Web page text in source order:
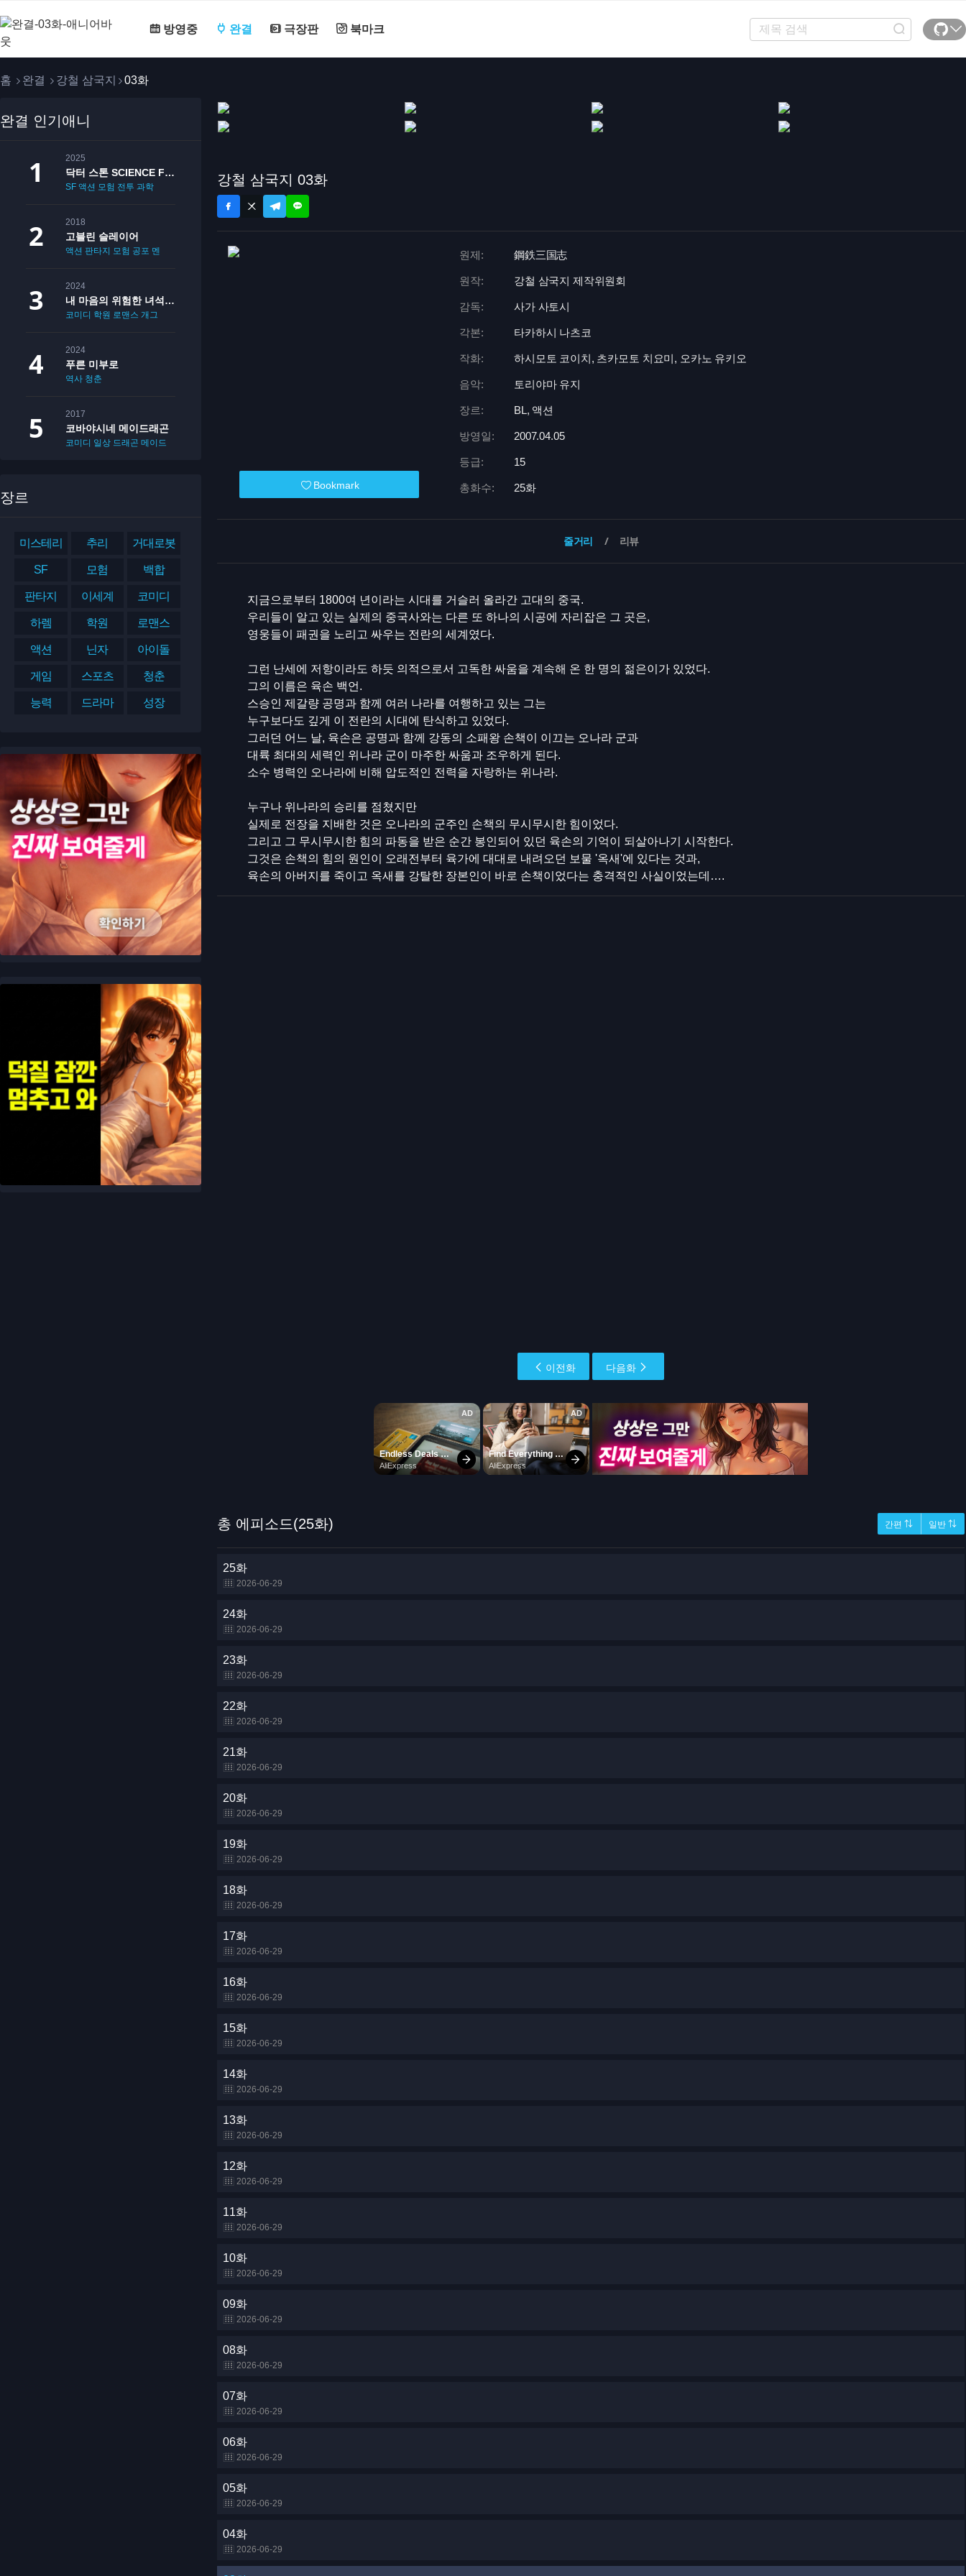
방영중 완결 극장판 북마크
홈 완결 강철 삼국지 03화
완결 인기애니
2025
닥터 스톤 SCIENCE FUTURE
SF 액션 모험 전투 과학
2018
고블린 슬레이어
액션 판타지 모험 공포 멘붕
2024
내 마음의 위험한 녀석 2기
코미디 학원 로맨스 개그
2024
푸른 미부로
역사 청춘
2017
코바야시네 메이드래곤
코미디 일상 드래곤 메이드
장르
미스테리 추리 거대로봇
SF 모험 백합
판타지 이세계 코미디
하렘 학원 로맨스
액션 닌자 아이돌
게임 스포츠 청춘
능력 드라마 성장
강철 삼국지 03화
Bookmark
원제: 鋼鉄三国志
원작: 강철 삼국지 제작위원회
감독: 사가 사토시
각본: 타카하시 나츠코
작화: 하시모토 코이치, 츠카모토 치요미, 오카노 유키오
음악: 토리야마 유지
장르: BL, 액션
방영일: 2007.04.05
등급: 15
총화수: 25화
줄거리 리뷰
지금으로부터 1800여 년이라는 시대를 거슬러 올라간 고대의 중국.
우리들이 알고 있는 실제의 중국사와는 다른 또 하나의 시공에 자리잡은 그 곳은,
영웅들이 패권을 노리고 싸우는 전란의 세계였다.
그런 난세에 저항이라도 하듯 의적으로서 고독한 싸움을 계속해 온 한 명의 젊은이가 있었다.
그의 이름은 육손 백언.
스승인 제갈량 공명과 함께 여러 나라를 여행하고 있는 그는
누구보다도 깊게 이 전란의 시대에 탄식하고 있었다.
그러던 어느 날, 육손은 공명과 함께 강동의 소패왕 손책이 이끄는 오나라 군과
대륙 최대의 세력인 위나라 군이 마주한 싸움과 조우하게 된다.
소수 병력인 오나라에 비해 압도적인 전력을 자랑하는 위나라.
누구나 위나라의 승리를 점쳤지만
실제로 전장을 지배한 것은 오나라의 군주인 손책의 무시무시한 힘이었다.
그리고 그 무시무시한 힘의 파동을 받은 순간 봉인되어 있던 육손의 기억이 되살아나기 시작한다.
그것은 손책의 힘의 원인이 오래전부터 육가에 대대로 내려오던 보물 '옥새'에 있다는 것과,
육손의 아버지를 죽이고 옥새를 강탈한 장본인이 바로 손책이었다는 충격적인 사실이었는데….
이전화 다음화
총 에피소드(25화) 간편 ⇅ 일반 ⇅
25화
2026-06-29
24화
2026-06-29
23화
2026-06-29
22화
2026-06-29
21화
2026-06-29
20화
2026-06-29
19화
2026-06-29
18화
2026-06-29
17화
2026-06-29
16화
2026-06-29
15화
2026-06-29
14화
2026-06-29
13화
2026-06-29
12화
2026-06-29
11화
2026-06-29
10화
2026-06-29
09화
2026-06-29
08화
2026-06-29
07화
2026-06-29
06화
2026-06-29
05화
2026-06-29
04화
2026-06-29